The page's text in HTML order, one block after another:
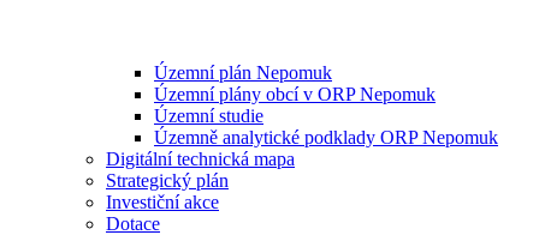
Územní plán Nepomuk
Územní plány obcí v ORP Nepomuk
Územní studie
Územně analytické podklady ORP Nepomuk
Digitální technická mapa
Strategický plán
Investiční akce
Dotace